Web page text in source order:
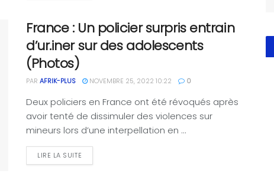
France : Un policier surpris entrain
d’ur.iner sur des adolescents
(Photos)
PAR AFRIK-PLUS NOVEMBRE 25, 2022 10:22 0
Deux policiers en France ont été révoqués après
avoir tenté de dissimuler des violences sur
mineurs lors d’une interpellation en ...
LIRE LA SUITE